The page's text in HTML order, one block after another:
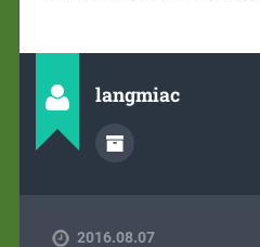
langmiac
2016.08.07